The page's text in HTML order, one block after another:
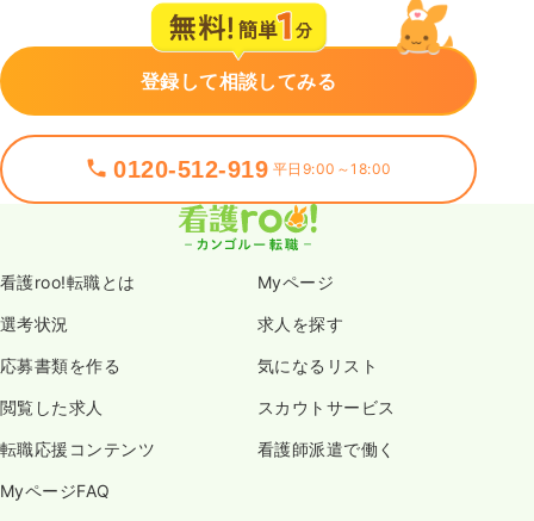
登録して相談してみる
0120-512-919 平日9:00～18:00
看護roo!転職とは Myページ
選考状況 求人を探す
応募書類を作る 気になるリスト
閲覧した求人 スカウトサービス
転職応援コンテンツ 看護師派遣で働く
MyページFAQ